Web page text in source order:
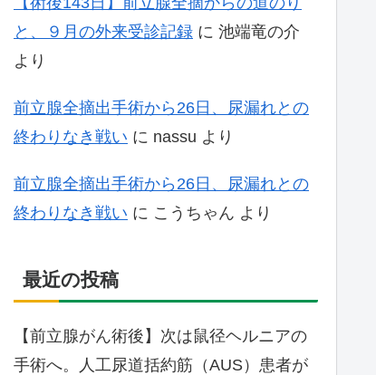
と、９月の外来受診記録 に 池端竜の介
より
前立腺全摘出手術から26日、尿漏れとの
終わりなき戦い に nassu より
前立腺全摘出手術から26日、尿漏れとの
終わりなき戦い に こうちゃん より
最近の投稿
【前立腺がん術後】次は鼠径ヘルニアの
手術へ。人工尿道括約筋（AUS）患者が